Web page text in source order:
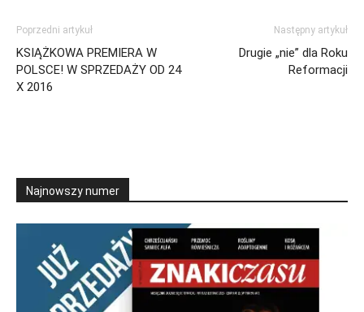
Poprzedni artykuł
KSIĄŻKOWA PREMIERA W
POLSCE! W SPRZEDAŻY OD 24
X 2016
Następny artykuł
Drugie „nie” dla Roku
Reformacji
Najnowszy numer